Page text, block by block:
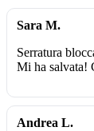
Sara M.
Serratura
Mi ha salvata!
Andrea L.